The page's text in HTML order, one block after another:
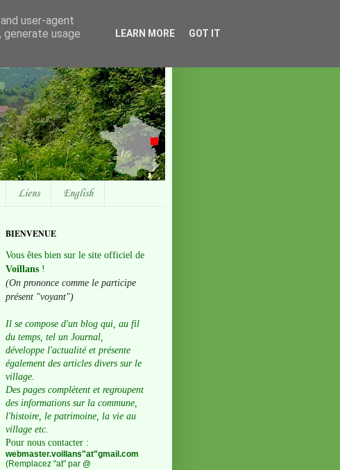
Liens English
BIENVENUE
Vous êtes bien sur le site officiel de
Voillans !
(On prononce comme le participe
présent "voyant")
Il se compose d'un blog qui, au fil
du temps, tel un Journal,
développe l'actualité et présente
également des articles divers sur le
village.
Des pages complètent et regroupent
des informations sur la commune,
l'histoire, le patrimoine, la vie au
village etc.
Pour nous contacter :
webmaster.voillans"at"gmail.com
(Remplacez "at" par @
user-agent
usage
LEARN MORE GOT IT